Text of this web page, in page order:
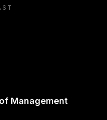
Management